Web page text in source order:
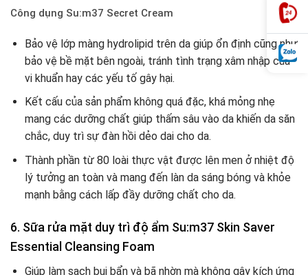
Công dụng Su:m37 Secret Cream
Bảo vệ lớp màng hydrolipid trên da giúp ổn định cũng như
bảo vệ bề mặt bên ngoài, tránh tình trạng xâm nhập của
vi khuẩn hay các yếu tố gây hại.
Kết cấu của sản phẩm không quá đặc, khá mỏng nhẹ
mang các dưỡng chất giúp thấm sâu vào da khiến da săn
chắc, duy trì sự đàn hồi dẻo dai cho da.
Thành phần từ 80 loài thực vật được lên men ở nhiệt độ
lý tưởng an toàn và mang đến làn da sáng bóng và khỏe
mạnh bằng cách lấp đầy dưỡng chất cho da.
6. Sữa rửa mặt duy trì độ ẩm Su:m37 Skin Saver
Essential Cleansing Foam
Giúp làm sạch bụi bẩn và bã nhờn mà không gây kích ứng